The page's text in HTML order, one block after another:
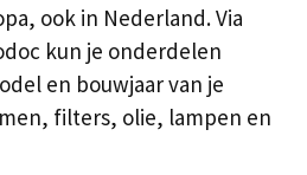
ook in Nederland. Via
kun je onderdelen
en bouwjaar van je
filters, olie, lampen en